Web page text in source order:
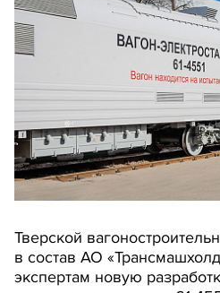
Тверской
в состав АО
экспертам новую